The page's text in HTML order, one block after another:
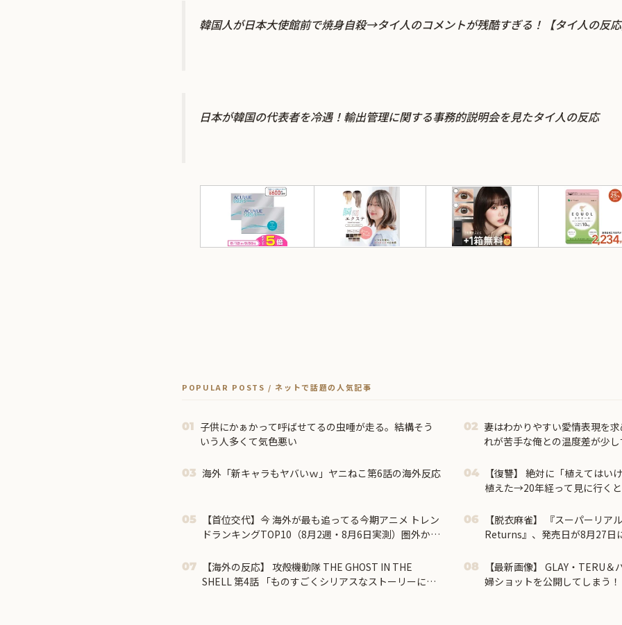
韓国人が日本大使館前で焼身自殺→タイ人のコメントが残酷すぎる！【タイ人の反
日本が韓国の代表者を冷遇！輸出管理に関する事務的説明会を見たタイ人の反応
POPULAR POSTS / ネットで話題の人気記事
01 子供にかぁかって呼ばせてるの虫唾が走る。結構そう
いう人多くて気色悪い
02 妻はわかりやすい愛情表現を
れが苦手な俺との温度差が少
03 海外「新キャラもヤバいｗ」ヤニねこ第6話の海外反応 04
【復讐】 絶対に「植えてはい
植えた→20年経って見に行く
05
【首位交代】今 海外が最も追ってる今期アニメ トレン
ドランキングTOP10（8月2週・8月6日実測）圏外から
転生Ⅲ』は7位まで後退
06
【脱衣麻雀】 『スーパーリア
Returns』、発売日が8月27日
07
【海外の反応】 攻殻機動隊 THE GHOST IN THE
SHELL 第4話 「ものすごくシリアスなストーリーに対
08
【最新画像】 GLAY・TERU
婦ショットを公開してしまう！